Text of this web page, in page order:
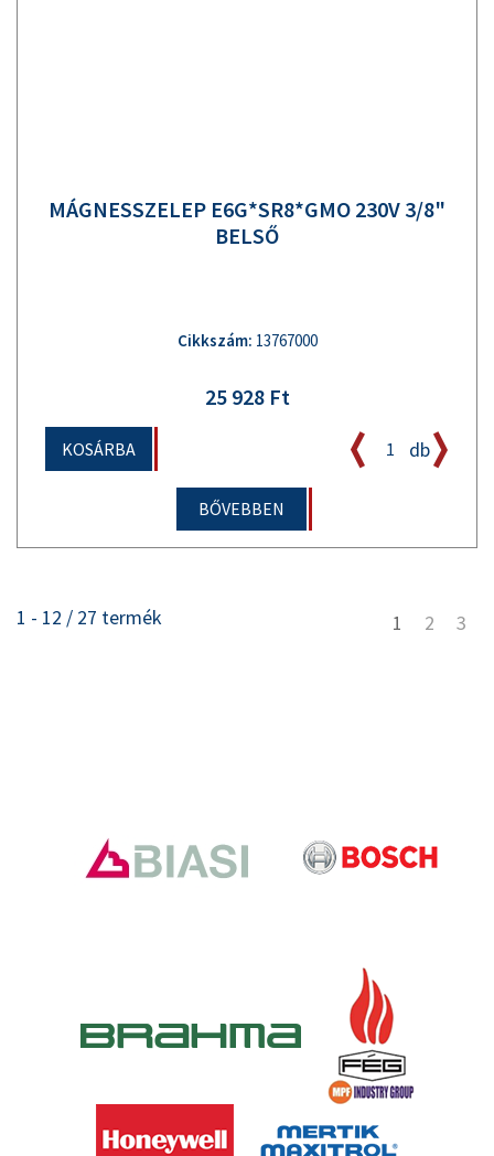
MÁGNESSZELEP E6G*SR8*GMO 230V 3/8"
BELSŐ
Cikkszám: 13767000
25 928 Ft
KOSÁRBA db
BŐVEBBEN
1 - 12 / 27 termék 1 2 3